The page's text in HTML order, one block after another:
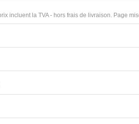
incluent la TVA - hors frais de livraison. Page